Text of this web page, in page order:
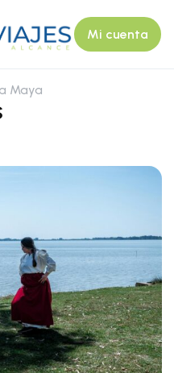
Mi cuenta
Maya